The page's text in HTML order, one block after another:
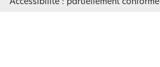
Accessibilité : partiellement conforme